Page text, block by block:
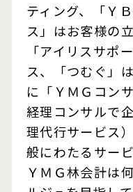
ティング、「Ｙ
ス」はお客様の
「アイリスサポ
ス、「つむぐ」
に「ＹＭＧコン
経理コンサルで
理代行サービス
般にわたるサー
ＹＭＧ林会計は